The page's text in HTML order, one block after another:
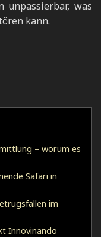
unpassierbar, was
kann.
– worum es
Safari in
im
Innovinando